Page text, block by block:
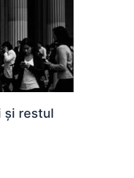
și restul